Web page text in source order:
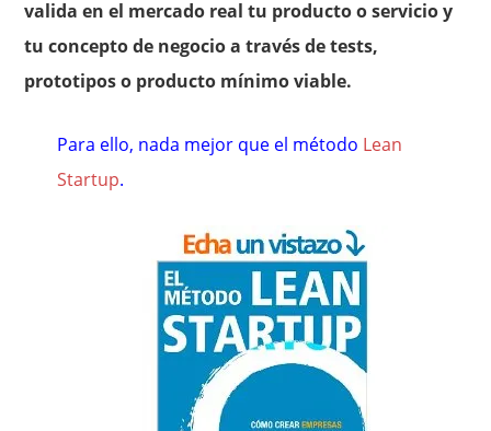
valida en el mercado real tu producto o servicio y
tu concepto de negocio a través de tests,
prototipos o producto mínimo viable.
Para ello, nada mejor que el método Lean
Startup.